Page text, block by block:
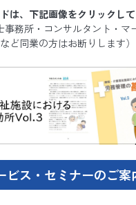
は、下記画像をクリックし
事務所・コンサルタント・マ
ど同業の方はお断りします）
ビス・セミナーのご案